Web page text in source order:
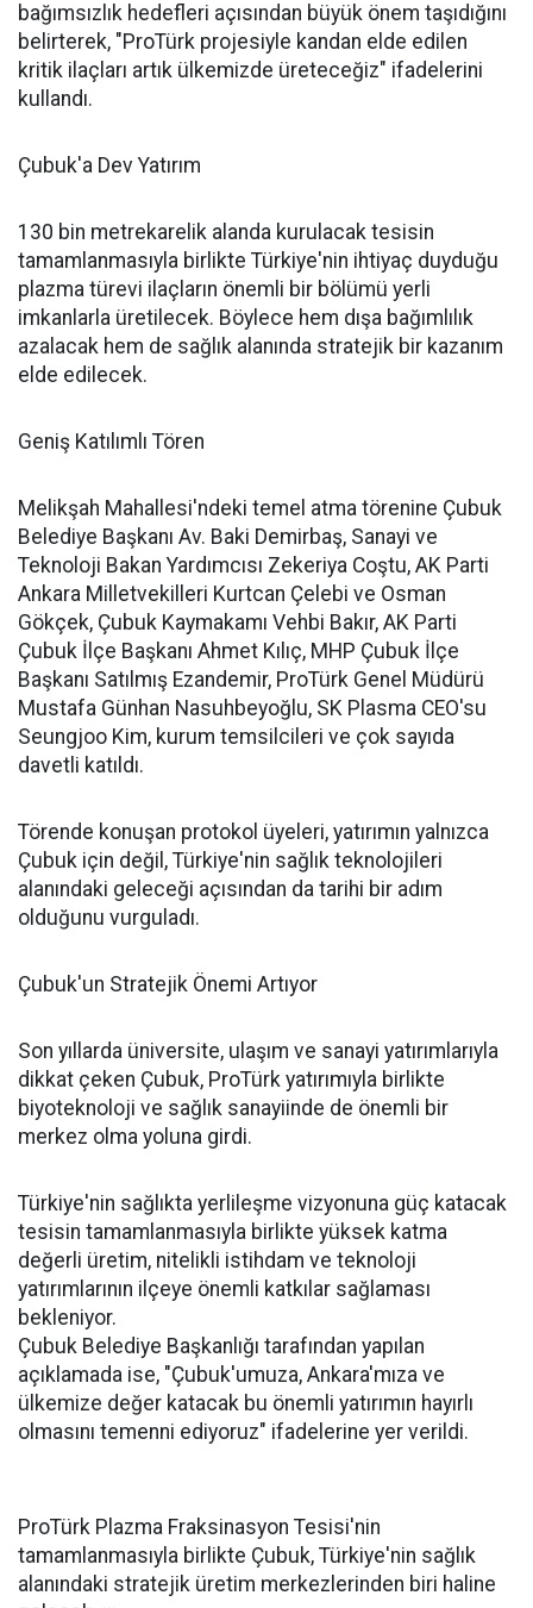
bağımsızlık hedefleri açısından büyük önem taşıdığını
belirterek, "ProTürk projesiyle kandan elde edilen
kritik ilaçları artık ülkemizde üreteceğiz" ifadelerini
kullandı.
Çubuk'a Dev Yatırım
130 bin metrekarelik alanda kurulacak tesisin
tamamlanmasıyla birlikte Türkiye'nin ihtiyaç duyduğu
plazma türevi ilaçların önemli bir bölümü yerli
imkanlarla üretilecek. Böylece hem dışa bağımlılık
azalacak hem de sağlık alanında stratejik bir kazanım
elde edilecek.
Geniş Katılımlı Tören
Melikşah Mahallesi'ndeki temel atma törenine Çubuk
Belediye Başkanı Av. Baki Demirbaş, Sanayi ve
Teknoloji Bakan Yardımcısı Zekeriya Coştu, AK Parti
Ankara Milletvekilleri Kurtcan Çelebi ve Osman
Gökçek, Çubuk Kaymakamı Vehbi Bakır, AK Parti
Çubuk İlçe Başkanı Ahmet Kılıç, MHP Çubuk İlçe
Başkanı Satılmış Ezandemir, ProTürk Genel Müdürü
Mustafa Günhan Nasuhbeyoğlu, SK Plasma CEO'su
Seungjoo Kim, kurum temsilcileri ve çok sayıda
davetli katıldı.
Törende konuşan protokol üyeleri, yatırımın yalnızca
Çubuk için değil, Türkiye'nin sağlık teknolojileri
alanındaki geleceği açısından da tarihi bir adım
olduğunu vurguladı.
Çubuk'un Stratejik Önemi Artıyor
Son yıllarda üniversite, ulaşım ve sanayi yatırımlarıyla
dikkat çeken Çubuk, ProTürk yatırımıyla birlikte
biyoteknoloji ve sağlık sanayiinde de önemli bir
merkez olma yoluna girdi.
Türkiye'nin sağlıkta yerlileşme vizyonuna güç katacak
tesisin tamamlanmasıyla birlikte yüksek katma
değerli üretim, nitelikli istihdam ve teknoloji
yatırımlarının ilçeye önemli katkılar sağlaması
bekleniyor.
Çubuk Belediye Başkanlığı tarafından yapılan
açıklamada ise, "Çubuk'umuza, Ankara'mıza ve
ülkemize değer katacak bu önemli yatırımın hayırlı
olmasını temenni ediyoruz" ifadelerine yer verildi.
ProTürk Plazma Fraksinasyon Tesisi'nin
tamamlanmasıyla birlikte Çubuk, Türkiye'nin sağlık
alanındaki stratejik üretim merkezlerinden biri haline